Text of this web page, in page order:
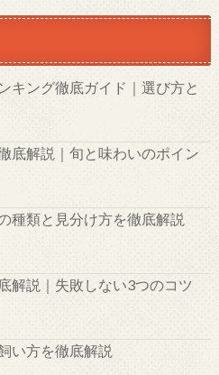
キング徹底ガイド｜選び方と
底解説｜旬と味わいのポイン
種類と見分け方を徹底解説
解説｜失敗しない3つのコツ
い方を徹底解説